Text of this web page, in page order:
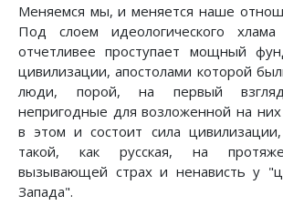
Меняемся мы, и меняется наше
Под слоем идеологического
отчетливее проступает мощный
цивилизации, апостолами которой
люди, порой, на первый
непригодные для возложенной на
в этом и состоит сила
такой, как русская, на
вызывающей страх и ненависть у
Запада".